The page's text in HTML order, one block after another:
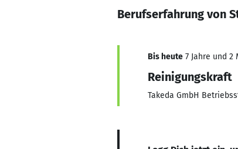
Berufserfahrung von
Bis heute 7 Jahre und 2
Reinigungskraft
Takeda GmbH